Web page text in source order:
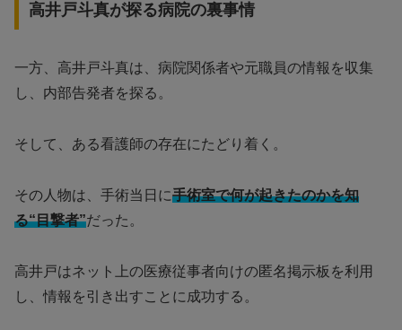
高井戸斗真が探る病院の裏事情
一方、高井戸斗真は、病院関係者や元職員の情報を収集
し、内部告発者を探る。
そして、ある看護師の存在にたどり着く。
その人物は、手術当日に手術室で何が起きたのかを知
る“目撃者”だった。
高井戸はネット上の医療従事者向けの匿名掲示板を利用
し、情報を引き出すことに成功する。